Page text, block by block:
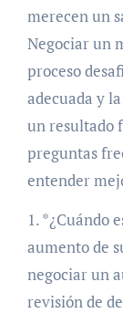
merecen un
Negociar un
proceso
adecuada y
un resultado
preguntas
entender
1. *¿Cuándo
aumento de
negociar un
revisión de